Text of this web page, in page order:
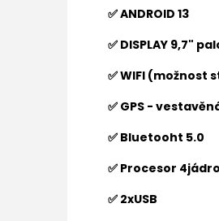
✅ ANDROID 13
✅ DISPLAY 9,7"
✅ WIFI
✅ GPS -
✅ Bluetooht 5.0
✅ Procesor 4jádro
✅ 2xUSB